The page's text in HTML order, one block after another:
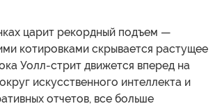
царит рекордный подъем —
котировками скрывается растущее
Уолл-стрит движется вперед на
искусственного интеллекта и
отчетов, все больше